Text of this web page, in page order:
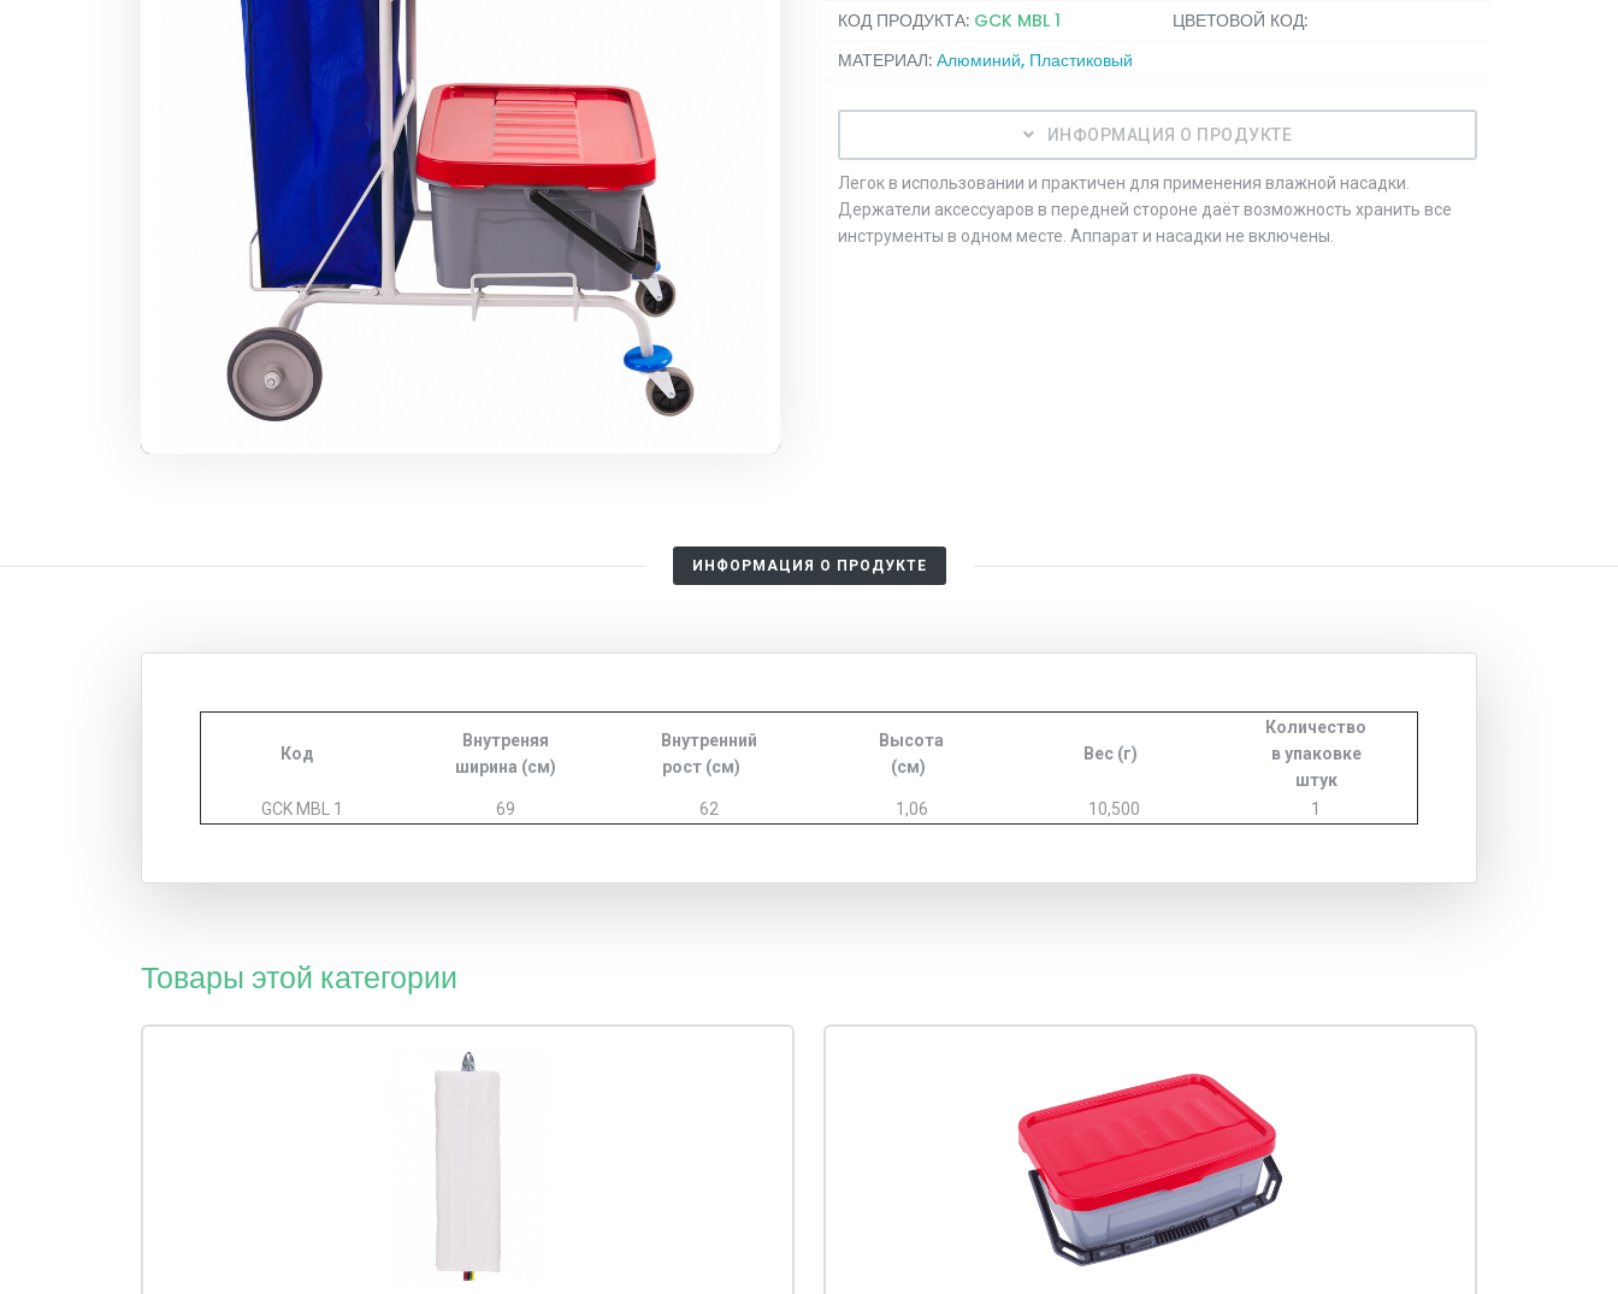
КОД ПРОДУКТА: GCK MBL 1
ЦВЕТОВОЙ КОД:
МАТЕРИАЛ: Алюминий, Пластиковый
ИНФОРМАЦИЯ О ПРОДУКТЕ
Легок в использовании и практичен для применения влажной насадки.
Держатели аксессуаров в передней стороне даёт возможность хранить все
инструменты в одном месте. Аппарат и насадки не включены.
ИНФОРМАЦИЯ О ПРОДУКТЕ
Код
Внутреняя
ширина (см)
Внутренний
рост (см)
Высота
(см)
Вес (г)
Количество
в упаковке
штук
GCK MBL 1
69 62 1,06 10,500 1
Товары этой категории